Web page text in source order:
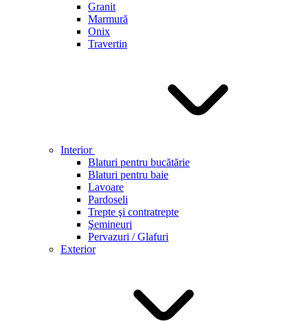
Granit
Marmură
Onix
Travertin
Interior
Blaturi pentru bucătărie
Blaturi pentru baie
Lavoare
Pardoseli
Trepte şi contratrepte
Şemineuri
Pervazuri / Glafuri
Exterior